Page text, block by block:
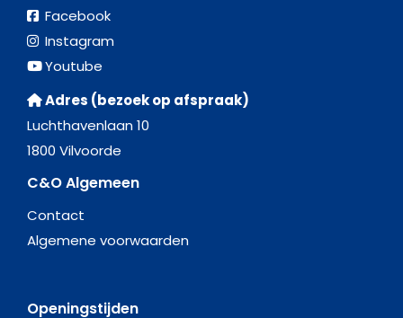
Facebook
Instagram
Youtube
Adres (bezoek op afspraak)
Luchthavenlaan 10
1800 Vilvoorde
C&O Algemeen
Contact
Algemene voorwaarden
Openingstijden